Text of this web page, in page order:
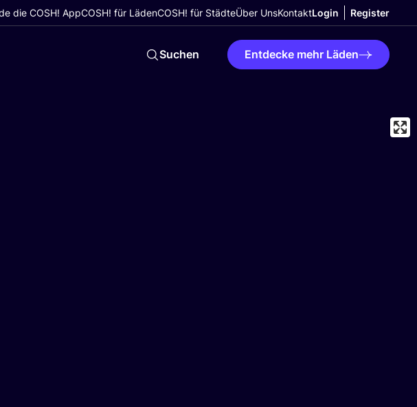
die COSH! AppCOSH! für LädenCOSH! für StädteÜber UnsKontaktLogin Register
Suchen Entdecke mehr Läden